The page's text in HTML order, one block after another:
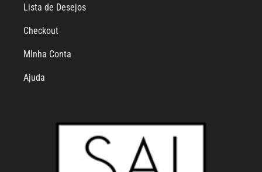
Lista de Desejos
Checkout
MInha Conta
Ajuda